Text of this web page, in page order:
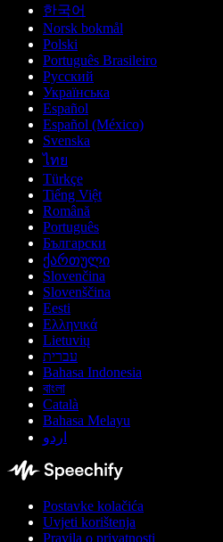
한국어
Norsk bokmål
Polski
Português Brasileiro
Русский
Українська
Español
Español (México)
Svenska
ไทย
Türkçe
Tiếng Việt
Română
Português
Български
ქართული
Slovenčina
Slovenščina
Eesti
Ελληνικά
Lietuvių
עברית
Bahasa Indonesia
বাংলা
Català
Bahasa Melayu
اردو
Postavke kolačića
Uvjeti korištenja
Pravila o privatnosti